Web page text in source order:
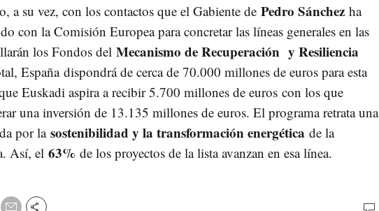
a su vez, con los contactos que el Gabiente de Pedro Sánchez ha
con la Comisión Europea para concretar las líneas generales en las
los Fondos del Mecanismo de Recuperación y Resiliencia
España dispondrá de cerca de 70.000 millones de euros para esta
Euskadi aspira a recibir 5.700 millones de euros con los que
una inversión de 13.135 millones de euros. El programa retrata una
por la sostenibilidad y la transformación energética de la
Así, el 63% de los proyectos de la lista avanzan en esa línea.